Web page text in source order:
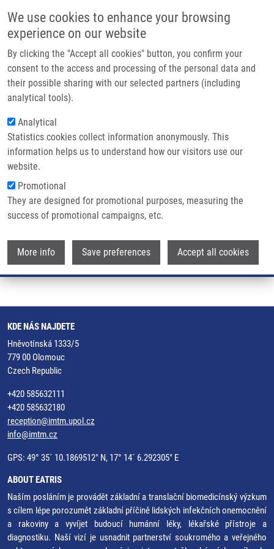
We use cookies to enhance your browsing
experience on our website
By clicking the "Accept all cookies" button, you confirm your
consent to the access and processing of the personal data and
their possible sharing with our selected partners (including
analytical tools).
Analytical
Statistics cookies collect information anonymously. This
information helps us to understand how our visitors use our
website.
Promotional
They are designed for promotional purposes, measuring the
success of promotional campaigns, etc.
More info Save preferences Accept all cookies
Main
Domů
Partner institutions
Technologie a služby
Kontakt
Drobečková navigace
Domů Lubskyy Andriy
Lubskyy Andriy
PERSONÁL
KDE NÁS NAJDETE
Hněvotínská 1333/5
779 00 Olomouc
Czech Republic
+420 585632111
+420 585632180
reception@imtm.upol.cz
info@imtm.cz
GPS: 49° 35´ 10.1869512" N, 17° 14´ 6.292305" E
ABOUT EATRIS
Naším posláním je provádět základní a translační biomedicínský výzkum
s cílem lépe porozumět základní příčině lidských infekčních onemocnění
a rakoviny a vyvíjet budoucí humánní léky, lékařské přístroje a
diagnostiku. Naší vizí je usnadnit partnerství soukromého a veřejného